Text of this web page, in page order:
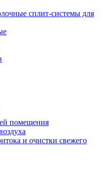
сплит-системы для
помещения
и очистки свежего